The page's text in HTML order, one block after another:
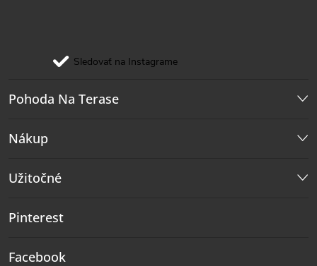
Sledovať na Instagrame
Pohoda Na Terase
Nákup
Užitočné
Pinterest
Facebook